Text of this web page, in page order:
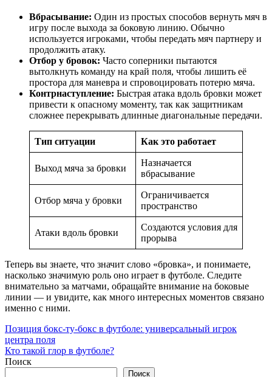
Вбрасывание: Один из простых способов вернуть мяч в
игру после выхода за боковую линию. Обычно
используется игроками, чтобы передать мяч партнеру и
продолжить атаку.
Отбор у бровок: Часто соперники пытаются
вытолкнуть команду на край поля, чтобы лишить её
простора для маневра и спровоцировать потерю мяча.
Контрнаступление: Быстрая атака вдоль бровки может
привести к опасному моменту, так как защитникам
сложнее перекрывать длинные диагональные передачи.
Тип ситуации Как это работает
Выход мяча за бровки
Назначается
вбрасывание
Отбор мяча у бровки
Ограничивается
пространство
Атаки вдоль бровки
Создаются условия для
прорыва
Теперь вы знаете, что значит слово «бровка», и понимаете,
насколько значимую роль оно играет в футболе. Следите
внимательно за матчами, обращайте внимание на боковые
линии — и увидите, как много интересных моментов связано
именно с ними.
Навигация
по
записям
Позиция бокс-ту-бокс в футболе: универсальный игрок
центра поля
Кто такой глор в футболе?
Поиск
Поиск